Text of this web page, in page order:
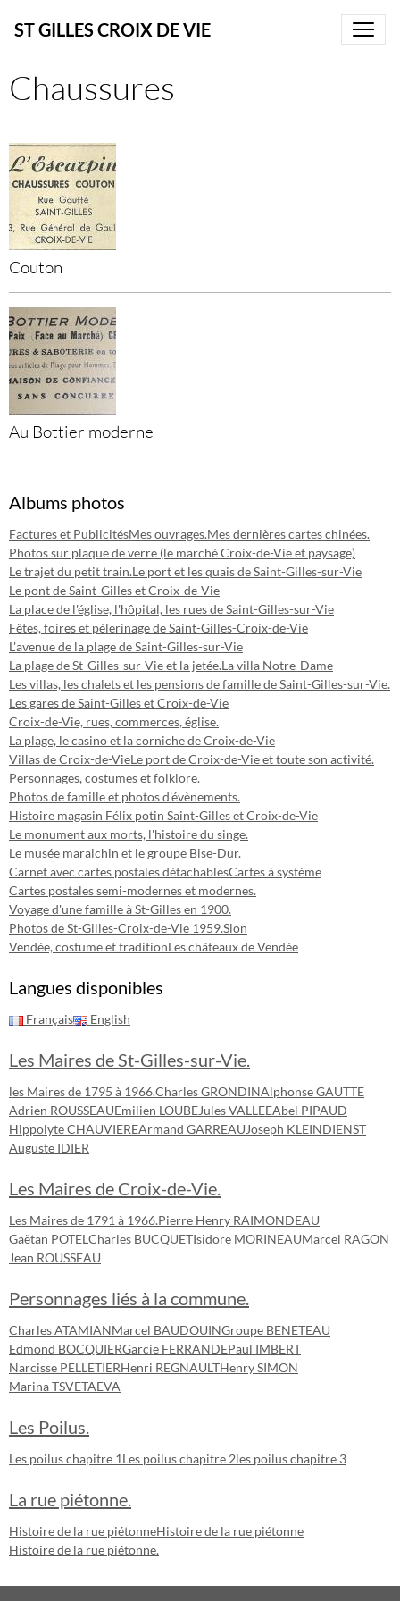
ST GILLES CROIX DE VIE
Chaussures
Couton
Au Bottier moderne
Albums photos
Factures et PublicitésMes ouvrages.Mes dernières cartes chinées.
Photos sur plaque de verre (le marché Croix-de-Vie et paysage)
Le trajet du petit train.Le port et les quais de Saint-Gilles-sur-Vie
Le pont de Saint-Gilles et Croix-de-Vie
La place de l'église, l'hôpital, les rues de Saint-Gilles-sur-Vie
Fêtes, foires et pélerinage de Saint-Gilles-Croix-de-Vie
L'avenue de la plage de Saint-Gilles-sur-Vie
La plage de St-Gilles-sur-Vie et la jetée.La villa Notre-Dame
Les villas, les chalets et les pensions de famille de Saint-Gilles-sur-Vie.
Les gares de Saint-Gilles et Croix-de-Vie
Croix-de-Vie, rues, commerces, église.
La plage, le casino et la corniche de Croix-de-Vie
Villas de Croix-de-VieLe port de Croix-de-Vie et toute son activité.
Personnages, costumes et folklore.
Photos de famille et photos d'évènements.
Histoire magasin Félix potin Saint-Gilles et Croix-de-Vie
Le monument aux morts, l'histoire du singe.
Le musée maraichin et le groupe Bise-Dur.
Carnet avec cartes postales détachablesCartes à système
Cartes postales semi-modernes et modernes.
Voyage d'une famille à St-Gilles en 1900.
Photos de St-Gilles-Croix-de-Vie 1959.Sion
Vendée, costume et traditionLes châteaux de Vendée
Langues disponibles
Français English
Les Maires de St-Gilles-sur-Vie.
les Maires de 1795 à 1966.Charles GRONDINAlphonse GAUTTE
Adrien ROUSSEAUEmilien LOUBEJules VALLEEAbel PIPAUD
Hippolyte CHAUVIEREArmand GARREAUJoseph KLEINDIENST
Auguste IDIER
Les Maires de Croix-de-Vie.
Les Maires de 1791 à 1966.Pierre Henry RAIMONDEAU
Gaëtan POTEL Charles BUCQUETIsidore MORINEAUMarcel RAGON
Jean ROUSSEAU
Personnages liés à la commune.
Charles ATAMIANMarcel BAUDOUINGroupe BENETEAU
Edmond BOCQUIERGarcie FERRANDEPaul IMBERT
Narcisse PELLETIERHenri REGNAULTHenry SIMON
Marina TSVETAEVA
Les Poilus.
Les poilus chapitre 1Les poilus chapitre 2les poilus chapitre 3
La rue piétonne.
Histoire de la rue piétonneHistoire de la rue piétonne
Histoire de la rue piétonne.